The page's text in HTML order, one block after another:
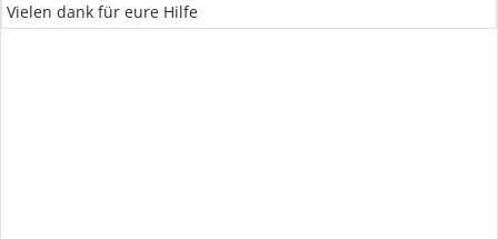
Vielen dank für eure Hilfe